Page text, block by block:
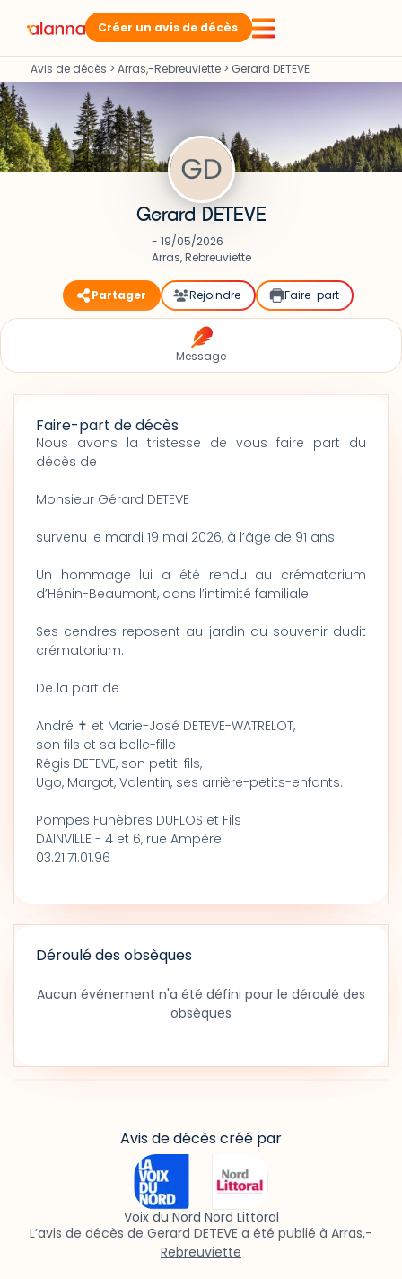
Créer un avis de décès
Avis de décès > Arras,-Rebreuviette > Gerard DETEVE
Gerard DETEVE
- 19/05/2026
Arras, Rebreuviette
Partager Rejoindre Faire-part
Message
Faire-part de décès
Nous avons la tristesse de vous faire part du
décès de
Monsieur Gérard DETEVE
survenu le mardi 19 mai 2026, à l’âge de 91 ans.
Un hommage lui a été rendu au crématorium
d’Hénin-Beaumont, dans l’intimité familiale.
Ses cendres reposent au jardin du souvenir dudit
crématorium.
De la part de
André ✝ et Marie-José DETEVE-WATRELOT,
son fils et sa belle-fille
Régis DETEVE, son petit-fils,
Ugo, Margot, Valentin, ses arrière-petits-enfants.
Pompes Funèbres DUFLOS et Fils
DAINVILLE - 4 et 6, rue Ampère
03.21.71.01.96
Déroulé des obsèques
Aucun événement n'a été défini pour le déroulé des
obsèques
Avis de décès créé par
Voix du Nord Nord Littoral
L’avis de décès de Gerard DETEVE a été publié à Arras,-
Rebreuviette